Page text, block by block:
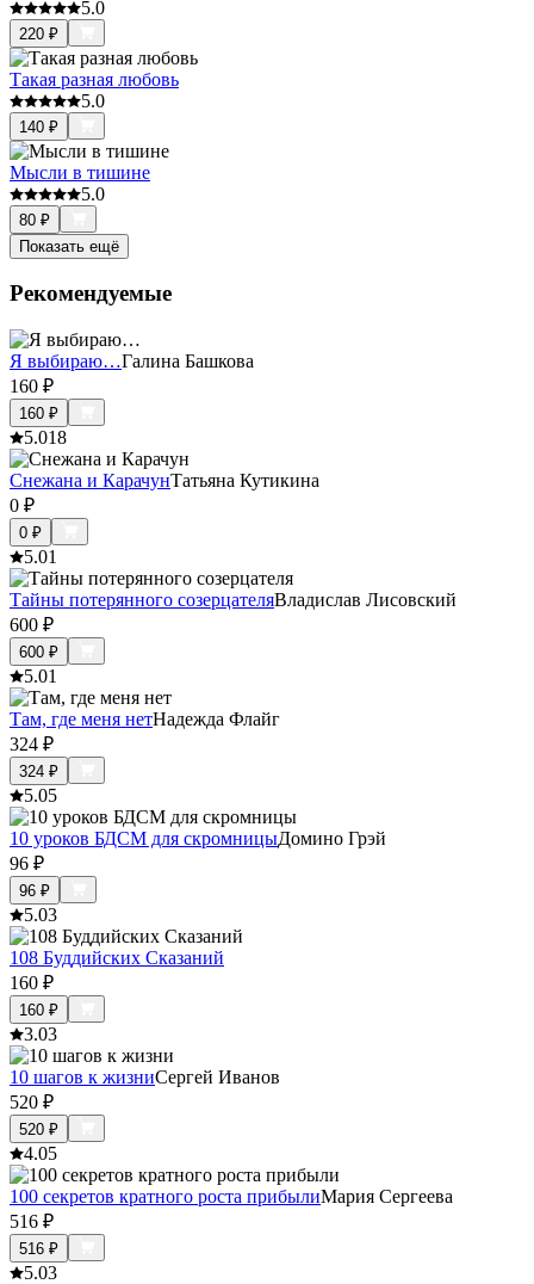
5.0
220 ₽
Такая разная любовь
5.0
140 ₽
Мысли в тишине
5.0
80 ₽
Показать ещё
Рекомендуемые
Я выбираю…Галина Башкова
160 ₽
160 ₽
5.018
Снежана и КарачунТатьяна Кутикина
0 ₽
0 ₽
5.01
Тайны потерянного созерцателяВладислав Лисовский
600 ₽
600 ₽
5.01
Там, где меня нетНадежда Флайг
324 ₽
324 ₽
5.05
10 уроков БДСМ для скромницыДомино Грэй
96 ₽
96 ₽
5.03
108 Буддийских Сказаний
160 ₽
160 ₽
3.03
10 шагов к жизниСергей Иванов
520 ₽
520 ₽
4.05
100 секретов кратного роста прибылиМария Сергеева
516 ₽
516 ₽
5.03